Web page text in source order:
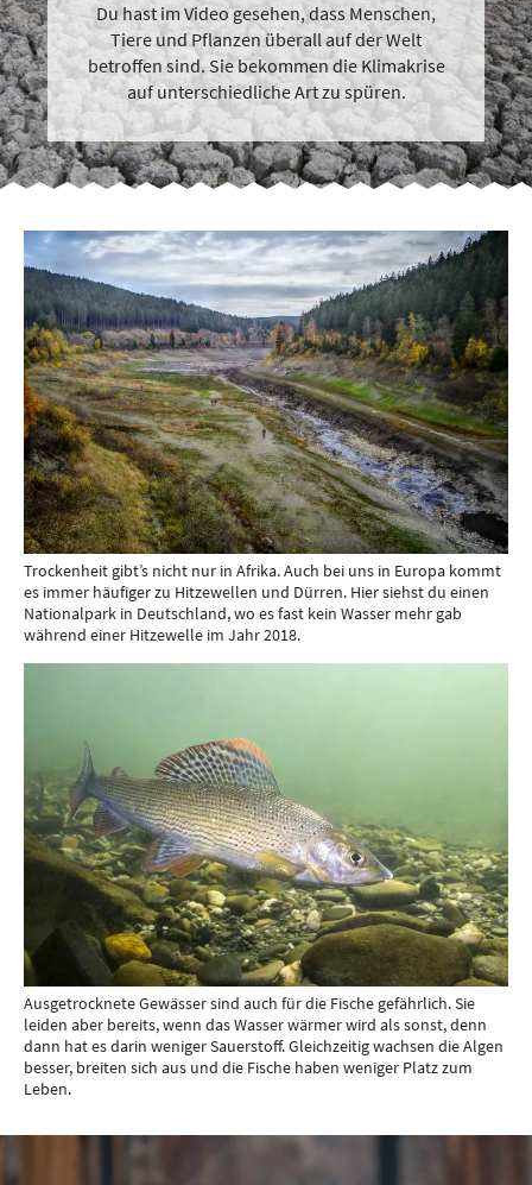
Du hast im Video gesehen, dass Menschen,
Tiere und Pflanzen überall auf der Welt
betroffen sind. Sie bekommen die Klimakrise
auf unterschiedliche Art zu spüren.
Trockenheit gibt’s nicht nur in Afrika. Auch bei uns in Europa kommt
es immer häufiger zu Hitzewellen und Dürren. Hier siehst du einen
Nationalpark in Deutschland, wo es fast kein Wasser mehr gab
während einer Hitzewelle im Jahr 2018.
Ausgetrocknete Gewässer sind auch für die Fische gefährlich. Sie
leiden aber bereits, wenn das Wasser wärmer wird als sonst, denn
dann hat es darin weniger Sauerstoff. Gleichzeitig wachsen die Algen
besser, breiten sich aus und die Fische haben weniger Platz zum
Leben.